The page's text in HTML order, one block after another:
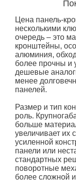
Цена панель-
несколькими
очередь – это
кронштейны,
алюминия,
более прочны и
дешевые
менее
панелей.
Размер и тип
роль.
больше
увеличивает их
усиленной
панели или
стандартных
поворотные
более сложной